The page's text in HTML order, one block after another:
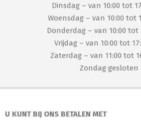
Dinsdag – van 10:00 tot
Woensdag – van 10:00 tot
Donderdag – van 10:00 tot
Vrijdag – van 10:00 tot
Zaterdag – van 11:00 tot
Zondag gesloten
U KUNT BIJ ONS BETALEN MET